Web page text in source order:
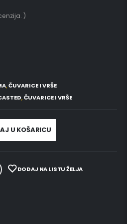
)
,ČUVARICE I VRŠE
,ČUVARICE I VRŠE
U KOŠARICU
DODAJ NA LISTU ŽELJA